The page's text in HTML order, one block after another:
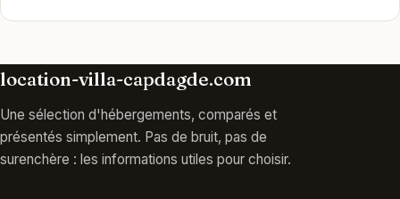
location-villa-capdagde.com
Une sélection d'hébergements, comparés et
présentés simplement. Pas de bruit, pas de
surenchère : les informations utiles pour choisir.